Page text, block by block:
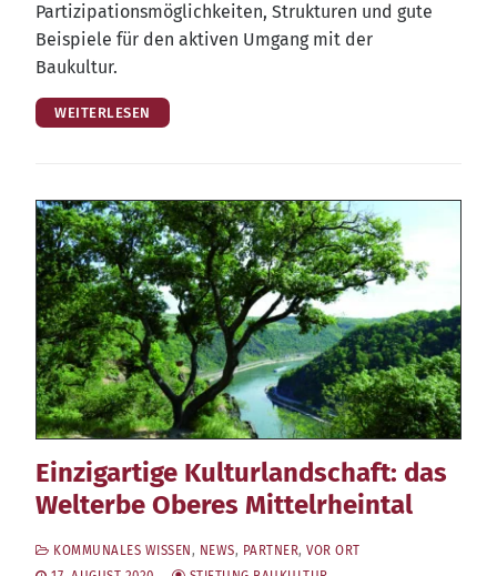
Par­ti­zi­pa­ti­ons­mög­lich­kei­ten, Struk­tu­ren und gute
Bei­spie­le für den akti­ven Umgang mit der
Baukultur.
WEITERLESEN
Einzigartige Kulturlandschaft: das
Welterbe Oberes Mittelrheintal
KOMMUNALES WISSEN, NEWS, PARTNER, VOR ORT